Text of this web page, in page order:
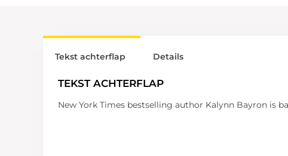
Tekst achterflap
TEKST ACHTERFLAP
New York Times bestselling author Kalynn Bayron is
Details